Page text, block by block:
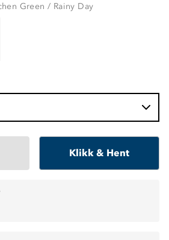
Green / Rainy Day
Klikk & Hent